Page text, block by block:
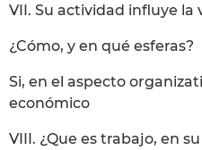
VII. Su actividad influye la
¿Cómo, y en qué esferas?
Si, en el aspecto
económico
VIII. ¿Que es trabajo, en